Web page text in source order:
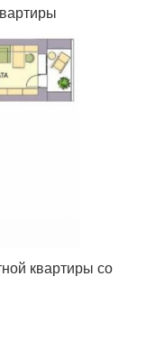
квартиры со